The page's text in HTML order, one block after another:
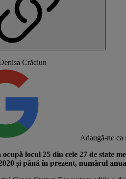
Crăciun
Adaugă-ne ca
locul 25 din cele 27 de state
și până în prezent, numărul